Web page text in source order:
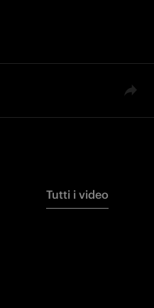
Tutti i video